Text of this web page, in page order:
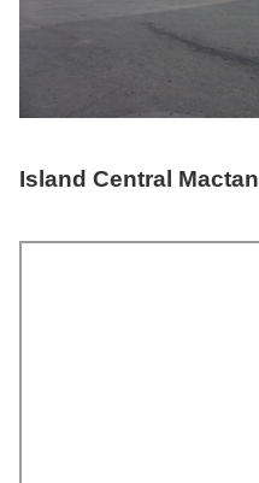
Island Central Mactan